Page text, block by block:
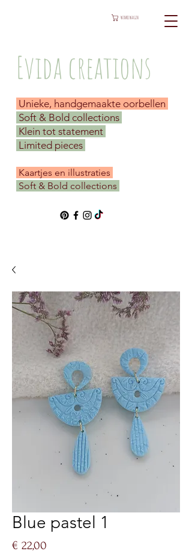
Evida creations
WINKELWAGEN
Unieke, handgemaakte oorbellen
Soft & Bold collections
Klein tot statement
Limited pieces
​ Kaartjes en illustraties
Soft & Bold collections
Blue pastel 1
€ 22,00